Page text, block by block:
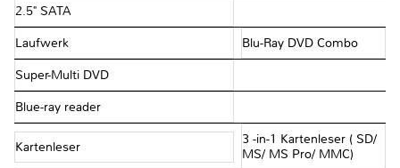
2.5" SATA
Laufwerk Blu-Ray DVD Combo
Super-Multi DVD
Blue-ray reader
Kartenleser
3 -in-1 Kartenleser ( SD/
MS/ MS Pro/ MMC)